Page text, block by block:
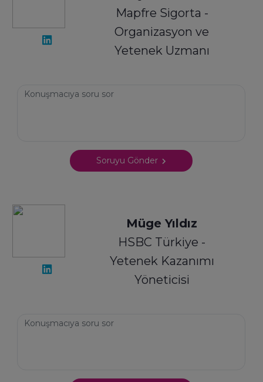
Mapfre Sigorta -
Organizasyon ve
Yetenek Uzmanı
Soruyu Gönder
Müge Yıldız
HSBC Türkiye -
Yetenek Kazanımı
Yöneticisi